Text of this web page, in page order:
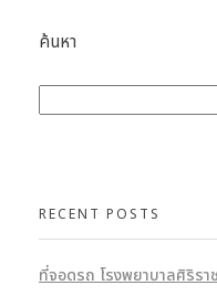
ค้นหา
RECENT POSTS
ที่จอดรถ โรงพยาบาลศิริราช​